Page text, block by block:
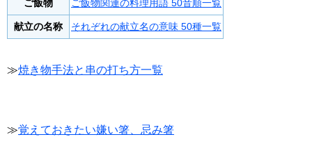
ご飯物 ご飯物関連の料理用語 50音順一覧
献立の名称 それぞれの献立名の意味 50種一覧
≫焼き物手法と串の打ち方一覧
≫覚えておきたい嫌い箸、忌み箸